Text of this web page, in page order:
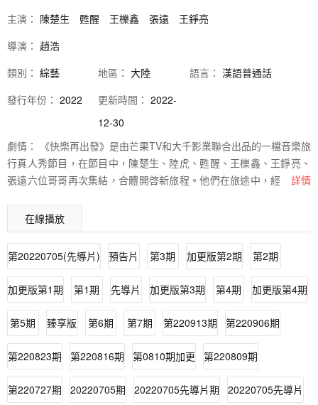
主演： 陳楚生 甦醒 王櫟鑫 張遠
王錚亮
導演： 趙浩
類別： 綜藝 地區： 大陸 語言： 漢語普通話
發行年份： 2022 更新時間： 2022-
12-30
劇情：
《快樂再出發》是由芒果TV和大千影業聯合出品的一檔音樂旅
行真人秀節目，在節目中，陳楚生、陸虎、甦醒、王櫟鑫、王錚亮、
張遠六位哥哥再次集結，合體開啓新旅程。他們在旅途中，經歷過荒
歡笑，更有感動。 節目組針對快男們對自己團綜的策劃，結合實際預
算「降級」處理， "湊」出一次圓夢之旅。邊走邊唱成固定項目，快
男們將自主設計這遲到的15年的團綜，在高度自由向度下，將如何把
自己安排的明明白白，這註定是一場充滿離譜和意外的爆笑之旅。
詳情
在線播放
第20220705(先導片) 預告片 第3期 加更版第2期 第2期
加更版第1期 第1期 先導片 加更版第3期 第4期 加更版第4期
第5期 臻享版 第6期 第7期 第220913期 第220906期
第220823期 第220816期 第0810期加更 第220809期
第220727期 20220705期 20220705先導片期 20220705先導片